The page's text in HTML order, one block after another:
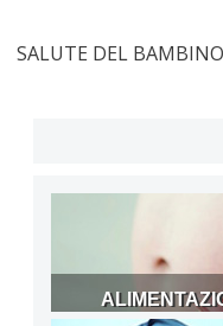
SALUTE DEL BAMBINO